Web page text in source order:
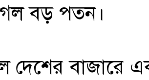
বড় পতন।
দেশের বাজারে